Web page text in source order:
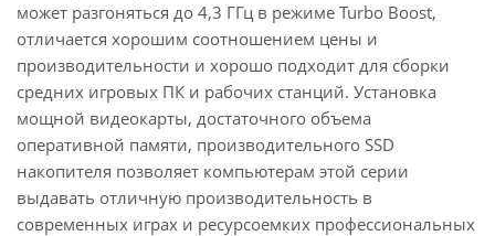
может разгоняться до 4,3 ГГц в режиме Turbo Boost,
отличается хорошим соотношением цены и
производительности и хорошо подходит для сборки
средних игровых ПК и рабочих станций. Установка
мощной видеокарты, достаточного объема
оперативной памяти, производительного SSD
накопителя позволяет компьютерам этой серии
выдавать отличную производительность в
современных играх и ресурсоемких профессиональных